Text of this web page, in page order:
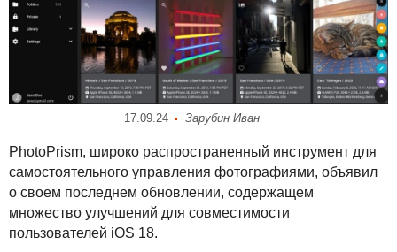
17.09.24 Зарубин Иван
PhotoPrism, широко распространенный инструмент для
самостоятельного управления фотографиями, объявил
о своем последнем обновлении, содержащем
множество улучшений для совместимости
пользователей iOS 18.